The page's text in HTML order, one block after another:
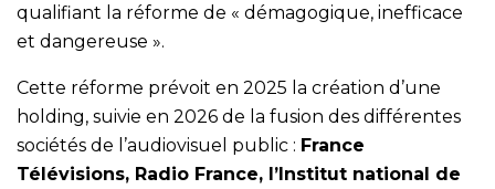
qualifiant la réforme de « démagogique, inefficace
et dangereuse ».
Cette réforme prévoit en 2025 la création d’une
holding, suivie en 2026 de la fusion des différentes
sociétés de l’audiovisuel public : France
Télévisions, Radio France, l’Institut national de